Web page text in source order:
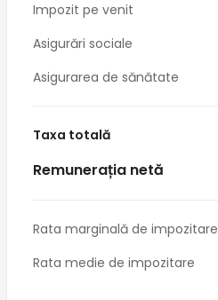
Impozit pe venit
Asigurări sociale
Asigurarea de sănătate
Taxa totală
Remunerația netă
Rata marginală de impozitare
Rata medie de impozitare